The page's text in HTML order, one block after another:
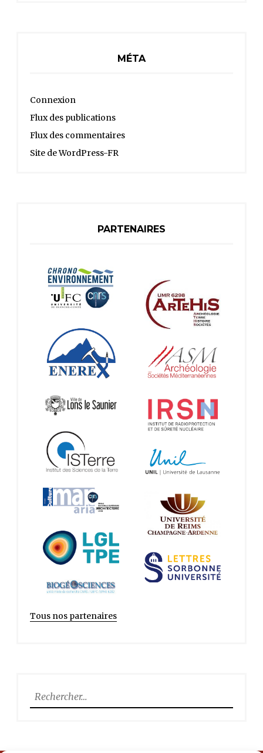
MÉTA
Connexion
Flux des publications
Flux des commentaires
Site de WordPress-FR
PARTENAIRES
Tous nos partenaires
Rechercher :